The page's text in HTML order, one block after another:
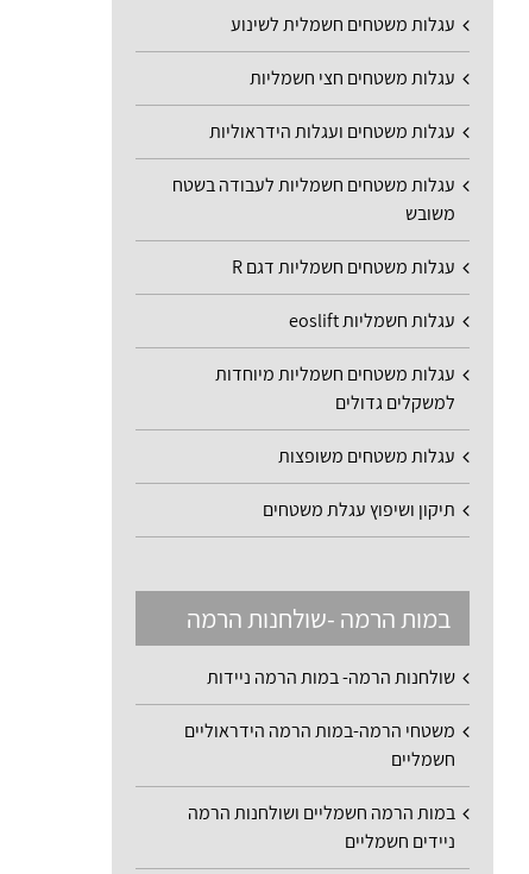
עגלות משטחים חשמלית לשינוע
עגלות משטחים חצי חשמליות
עגלות משטחים ועגלות הידראוליות
עגלות משטחים חשמליות לעבודה בשטח
משובש
עגלות משטחים חשמליות דגם R
עגלות חשמליות eoslift
עגלות משטחים חשמליות מיוחדות
למשקלים גדולים
עגלות משטחים משופצות
תיקון ושיפוץ עגלת משטחים
במות הרמה -שולחנות הרמה
שולחנות הרמה- במות הרמה ניידות
משטחי הרמה-במות הרמה הידראוליים
חשמליים
במות הרמה חשמליים ושולחנות הרמה
ניידים חשמליים